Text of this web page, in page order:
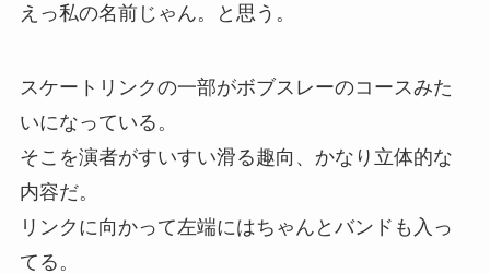
えっ私の名前じゃん。と思う。
スケートリンクの一部がボブスレーのコースみた
いになっている。
そこを演者がすいすい滑る趣向、かなり立体的な
内容だ。
リンクに向かって左端にはちゃんとバンドも入っ
てる。